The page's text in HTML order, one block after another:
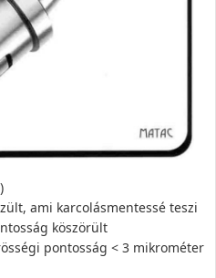
ami karcolásmentessé teszi
köszörült
pontosság < 3 mikrométer